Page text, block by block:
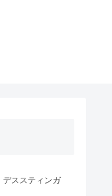
ススティンガ